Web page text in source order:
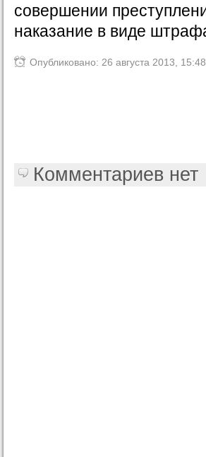
совершении
наказание в виде
Опубликовано: 26 августа 2013, 15:48
Комментариев нет